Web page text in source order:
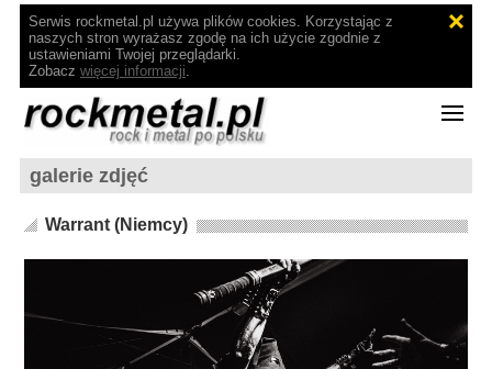
Serwis rockmetal.pl używa plików cookies. Korzystając z
naszych stron wyrażasz zgodę na ich użycie zgodnie z
ustawieniami Twojej przeglądarki.
Zobacz więcej informacji.
galerie zdjęć
Warrant (Niemcy)